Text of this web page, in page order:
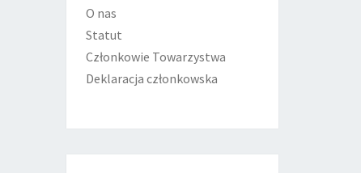
O nas
Statut
Członkowie Towarzystwa
Deklaracja członkowska